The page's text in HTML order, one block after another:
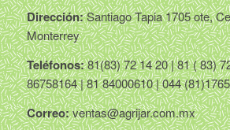
Dirección:Santiago Tapia 1705 ote,
Monterrey
Teléfonos:81(83) 72 14 20 | 81 ( 83)
86758164 | 81 84000610 | 044
Correo: ventas@agrijar.com.mx